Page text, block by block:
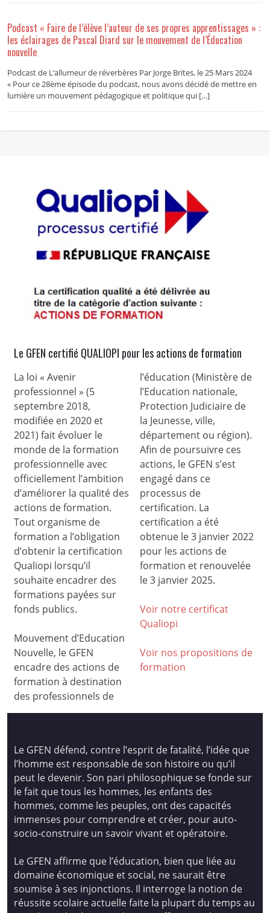
Podcast « Faire de l’élève l’auteur de ses propres apprentissages » :
les éclairages de Pascal Diard sur le mouvement de l’Éducation
nouvelle
Podcast de L‘allumeur de réverbères Par Jorge Brites, le 25 Mars 2024
« Pour ce 28ème épisode du podcast, nous avons décidé de mettre en
lumière un mouvement pédagogique et politique qui […]
Le GFEN certifié QUALIOPI pour les actions de formation
La loi « Avenir
professionnel » (5
septembre 2018,
modifiée en 2020 et
2021) fait évoluer le
monde de la formation
professionnelle avec
officiellement l’ambition
d’améliorer la qualité des
actions de formation.
Tout organisme de
formation a l’obligation
d’obtenir la certification
Qualiopi lorsqu’il
souhaite encadrer des
formations payées sur
fonds publics.
Mouvement d’Education
Nouvelle, le GFEN
encadre des actions de
formation à destination
des professionnels de
l’éducation (Ministère de
l’Education nationale,
Protection Judiciaire de
la Jeunesse, ville,
département ou région).
Afin de poursuivre ces
actions, le GFEN s’est
engagé dans ce
processus de
certification. La
certification a été
obtenue le 3 janvier 2022
pour les actions de
formation et renouvelée
le 3 janvier 2025.
Voir notre certificat
Qualiopi
Voir nos propositions de
formation
Le GFEN défend, contre l’esprit de fatalité, l’idée que
l’homme est responsable de son histoire ou qu’il
peut le devenir. Son pari philosophique se fonde sur
le fait que tous les hommes, les enfants des
hommes, comme les peuples, ont des capacités
immenses pour comprendre et créer, pour auto-
socio-construire un savoir vivant et opératoire.
Le GFEN affirme que l’éducation, bien que liée au
domaine économique et social, ne saurait être
soumise à ses injonctions. Il interroge la notion de
réussite scolaire actuelle faite la plupart du temps au